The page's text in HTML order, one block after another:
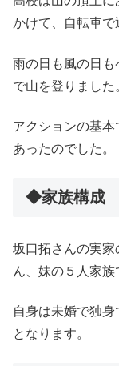
かけて、自転車で
雨の日も風の日
で山を登りました
アクションの基
あったのでした。
◆家族構成
坂口拓さんの実家
ん、妹の５人家族
自身は未婚で独
となります。